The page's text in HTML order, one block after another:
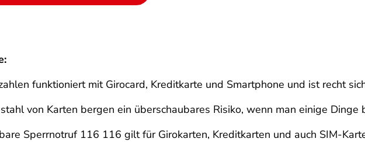
funktioniert mit Girocard, Kreditkarte und Smartphone und ist recht
von Karten bergen ein überschaubares Risiko, wenn man einige Dinge
Sperrnotruf 116 116 gilt für Girokarten, Kreditkarten und auch SIM-